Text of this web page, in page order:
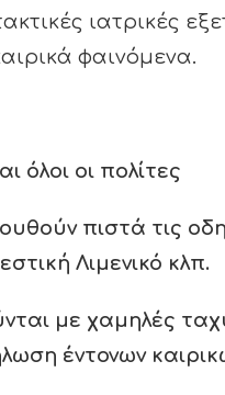
ιατρικές
φαινόμενα.
όλοι οι πολίτες
πιστά τις
Λιμενικό κλπ.
με χαμηλές
έντονων